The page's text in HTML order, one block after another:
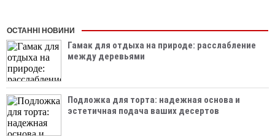
ОСТАННІ НОВИНИ
Гамак для отдыха на природе: расслабление
между деревьями
Подложка для торта: надежная основа и
эстетичная подача ваших десертов